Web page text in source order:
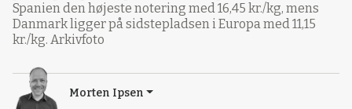
Spanien den højeste notering med 16,45 kr./kg, mens
Danmark ligger på sidstepladsen i Europa med 11,15
kr./kg. Arkivfoto
Morten Ipsen